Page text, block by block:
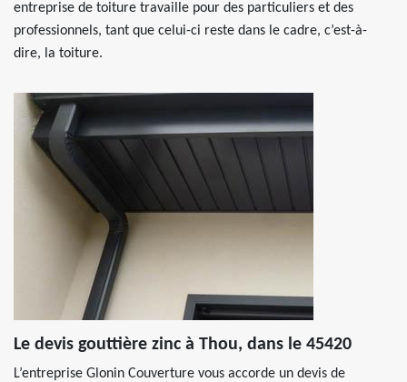
entreprise de toiture travaille pour des particuliers et des
professionnels, tant que celui-ci reste dans le cadre, c’est-à-
dire, la toiture.
Le devis gouttière zinc à Thou, dans le 45420
L’entreprise Glonin Couverture vous accorde un devis de